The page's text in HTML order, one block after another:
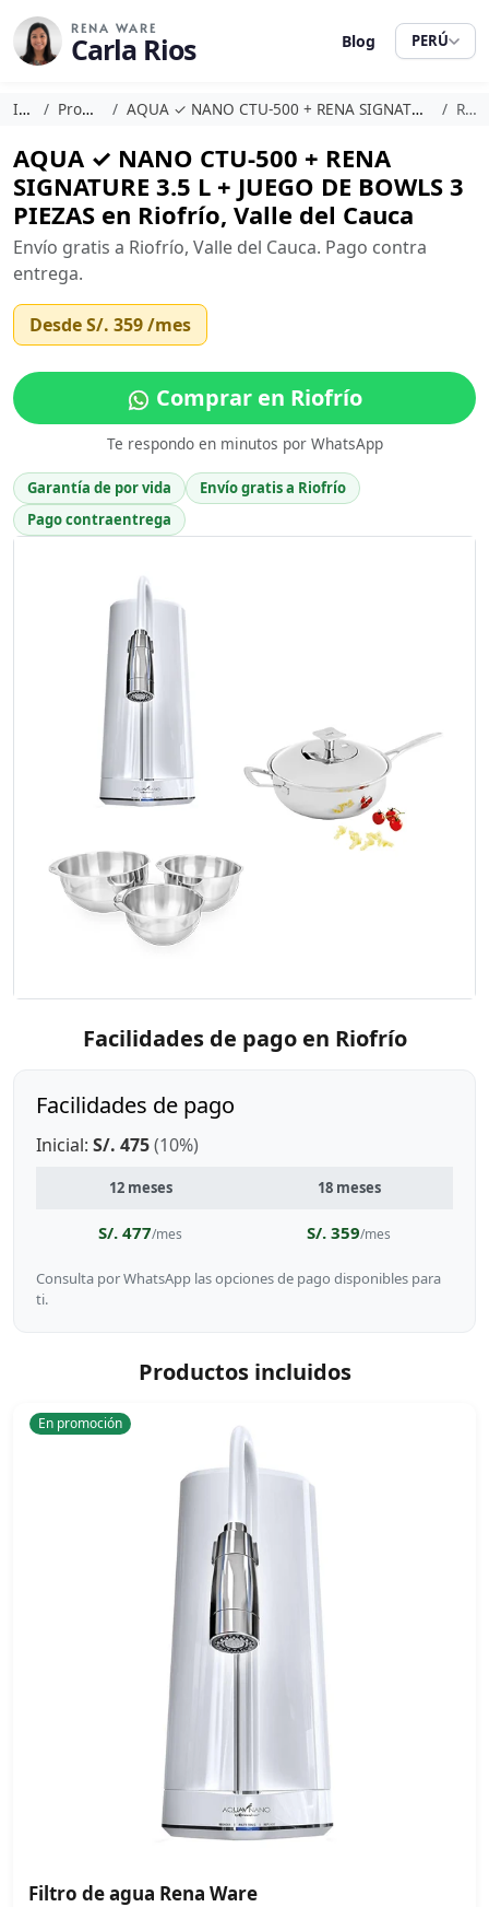
RENA WARE
Carla Rios Blog PERÚ
Inicio Promociones AQUA ✓ NANO CTU-500 + RENA SIGNATURE 3.5 L + JUEGO DE BOWLS 3 PIEZAS Riofrío
AQUA ✓ NANO CTU-500 + RENA
SIGNATURE 3.5 L + JUEGO DE BOWLS 3
PIEZAS en Riofrío, Valle del Cauca
Envío gratis a Riofrío, Valle del Cauca. Pago contra
entrega.
DesdeS/. 359/mes
Comprar en Riofrío
Te respondo en minutos por WhatsApp
Garantía de por vida
Envío gratis a Riofrío
Pago contraentrega
Facilidades de pago en Riofrío
Facilidades de pago
Inicial: S/. 475(10%)
12 meses 18 meses
S/. 477/mes S/. 359/mes
Consulta por WhatsApp las opciones de pago disponibles para
ti.
Productos incluidos
En promoción
Filtro de agua Rena Ware